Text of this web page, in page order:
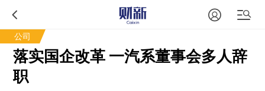
公司
落实国企改革 一汽系董事会多人辞
职